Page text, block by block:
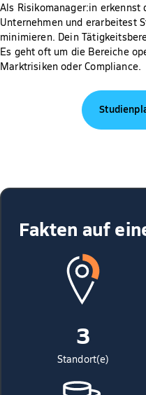
Als Risikomanager:in
Unternehmen und erarbeitest
minimieren. Dein
Es geht oft um die Bereiche
Marktrisiken oder Compliance.
Fakten auf
3
Standort(e)